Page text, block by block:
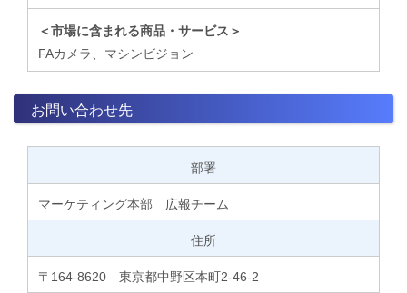
＜市場に含まれる商品・サービス＞
FAカメラ、マシンビジョン
お問い合わせ先
部署
マーケティング本部 広報チーム
住所
〒164-8620 東京都中野区本町2-46-2